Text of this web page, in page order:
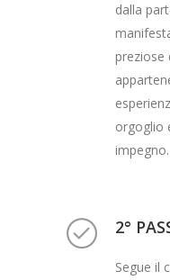
dalla
preziose
orgoglio
impegno.
2°
Segue il